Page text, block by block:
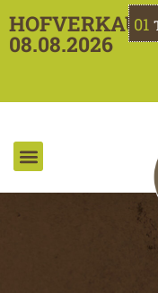
HOFVERKAUF
08.08.2026
01